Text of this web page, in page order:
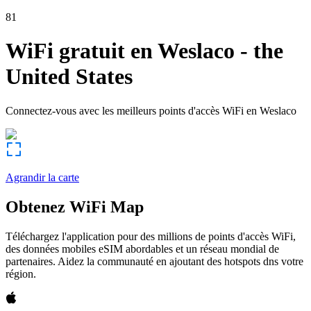
81
WiFi gratuit enWeslaco - the
United States
Connectez-vous avec les meilleurs points d'accès WiFi en Weslaco
Agrandir la carte
Obtenez WiFi Map
Téléchargez l'application pour des millions de points d'accès WiFi,
des données mobiles eSIM abordables et un réseau mondial de
partenaires. Aidez la communauté en ajoutant des hotspots dns votre
région.